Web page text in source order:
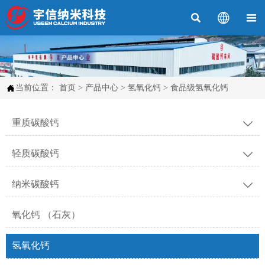
  
 当前位置： 首页 > 产品中心 > 氢氧化钙 > 食品级氢氧化钙
重质碳酸钙 
轻质碳酸钙 
纳米碳酸钙 
氧化钙 （石灰）
氢氧化钙